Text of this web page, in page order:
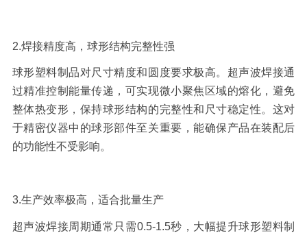
2.焊接精度高，球形结构完整性强
球形塑料制品对尺寸精度和圆度要求极高。超声波焊接通
过精准控制能量传递，可实现微小聚焦区域的熔化，避免
整体热变形，保持球形结构的完整性和尺寸稳定性。这对
于精密仪器中的球形部件至关重要，能确保产品在装配后
的功能性不受影响。
3.生产效率极高，适合批量生产
超声波焊接周期通常只需0.5-1.5秒，大幅提升球形塑料制